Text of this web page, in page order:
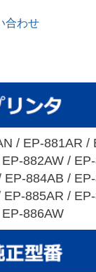
合わせ
/ EP-881AR /
882AW /
EP-884AB /
885AR /
886AW